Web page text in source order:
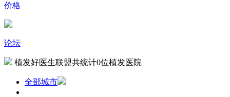
价格
论坛
植发好医生联盟共统计0位植发医院
全部城市